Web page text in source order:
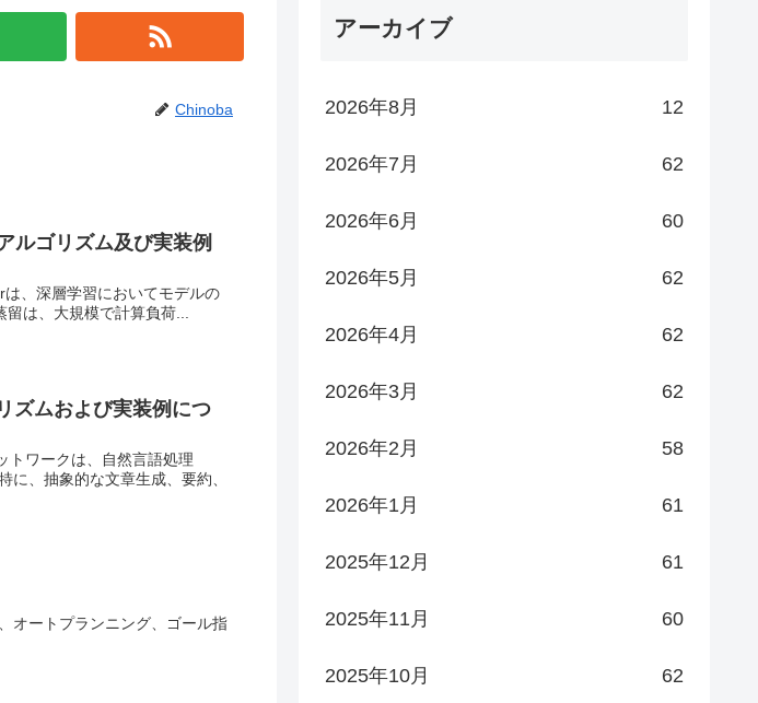
Chinoba
ルゴリズム及び実装例
、深層学習においてモデルの
は、大規模で計算負荷...
ズムおよび実装例につ
トワークは、自然言語処理
に、抽象的な文章生成、要約、
オートプランニング、ゴール指
アーカイブ
2026年8月 12
2026年7月 62
2026年6月 60
2026年5月 62
2026年4月 62
2026年3月 62
2026年2月 58
2026年1月 61
2025年12月 61
2025年11月 60
2025年10月 62